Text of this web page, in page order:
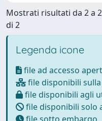
Mostrati risultati da 2 a 2
di 2
Legenda icone
file ad accesso
file disponibili
file disponibili agli
file disponibili solo
file sotto embargo